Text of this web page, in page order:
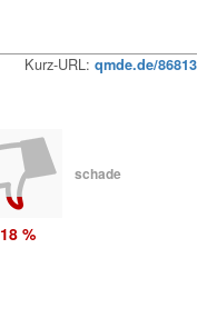
Kurz-URL: qmde.de/86813
schade
18 %